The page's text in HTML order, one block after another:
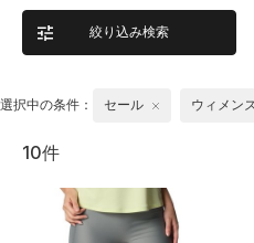
絞り込み検索
選択中の条件： セール ウィメン
10件